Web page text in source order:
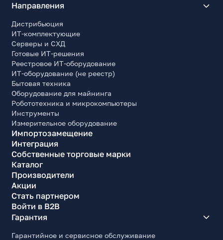
Направления
Дистрибьюция
ИТ-комплектующие
Серверы и СХД
Готовые ИТ-решения
Реестровое ИТ-оборудование
ИТ-оборудование (не реестр)
Бытовая техника
Оборудование для майнинга
Робототехника и микрокомпьютеры
Инструменты
Измерительное оборудование
Импортозамещение
Интеграция
Собственные торговые марки
Каталог
Производители
Акции
Стать партнером
Войти в B2B
Гарантия
Гарантийное и сервисное обслуживание